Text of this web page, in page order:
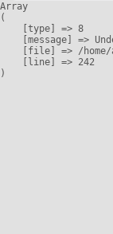
Array
(
    [type] => 8
[message] =>
[file] => /
    [line] => 242